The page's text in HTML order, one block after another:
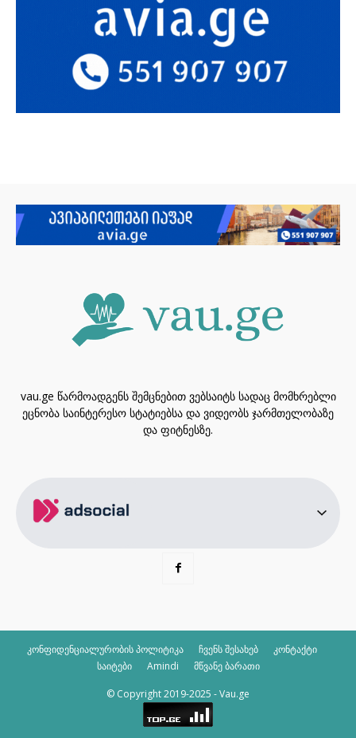
vau.ge წარმოადგენს შემცნებით ვებსაიტს სადაც მომხრებლი
ეცნობა საინტერესო სტატიებსა და ვიდეობს ჯარმთელობაზე
და ფიტნესზე.
კონფიდენციალურობის პოლიტიკა ჩვენს შესახებ
კონტაქტი
საიტები
Amindi მწვანე ბარათი
© Copyright 2019-2025 - Vau.ge